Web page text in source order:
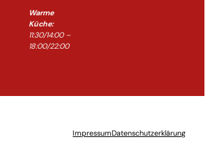
Warme
Küche:
11:30/14:00 –
18:00/22:00
ImpressumDatenschutzerklärung